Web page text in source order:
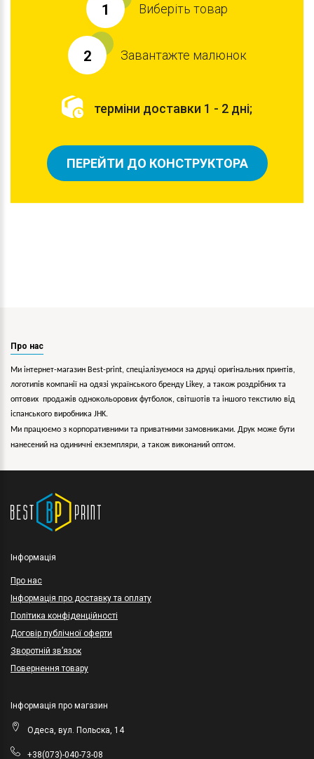
1 Виберіть товар
2 Завантажте малюнок
терміни доставки 1 - 2 дні;
ПЕРЕЙТИ ДО КОНСТРУКТОРА
Про нас
Ми інтернет-магазин Best-print, спеціалізуємося на друці оригінальних принтів,
логотипів компанії на одязі українського бренду Likey, а також роздрібних та
оптових продажів однокольорових футболок, світшотів та іншого текстилю від
іспанського виробника JHK.
Ми працюємо з корпоративними та приватними замовниками. Друк може бути
нанесений на одиничні екземпляри, а також виконаний оптом.
Інформація
Про нас
Інформація про доставку та оплату
Політика конфіденційності
Договір публічної оферти
Зворотній зв’язок
Повернення товару
Інформація про магазин
Одеса, вул. Польска, 14
+38(073)-040-73-08